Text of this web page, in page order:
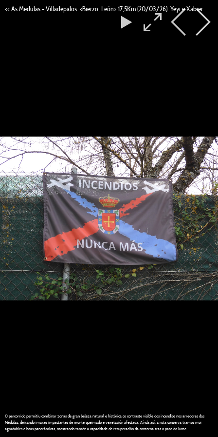
<< As Medulas - Villadepalos. <Bierzo, León> 17,5Km (20/03/26). Yeyi e Xabier
O percorrido permitiu combinar zonas de gran beleza natural e histórica co contraste visible dos incendios nos arredores das
Médulas, deixando imaxes impactantes de monte queimado e vexetación afectada. Aínda así, a ruta conserva tramos moi
agradables e boas panorámicas, mostrando tamén a capacidade de recuperación da contorna tras o paso do lume.